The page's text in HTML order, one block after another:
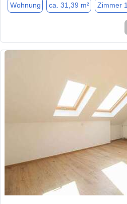
Wohnung ca. 31,39 m² Zimmer 1